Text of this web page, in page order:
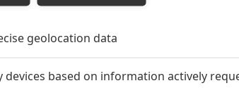
geolocation data
devices based on information actively